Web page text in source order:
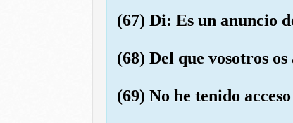
(67) Di: Es un anuncio
(68) Del que vosotros
(69) No he tenido